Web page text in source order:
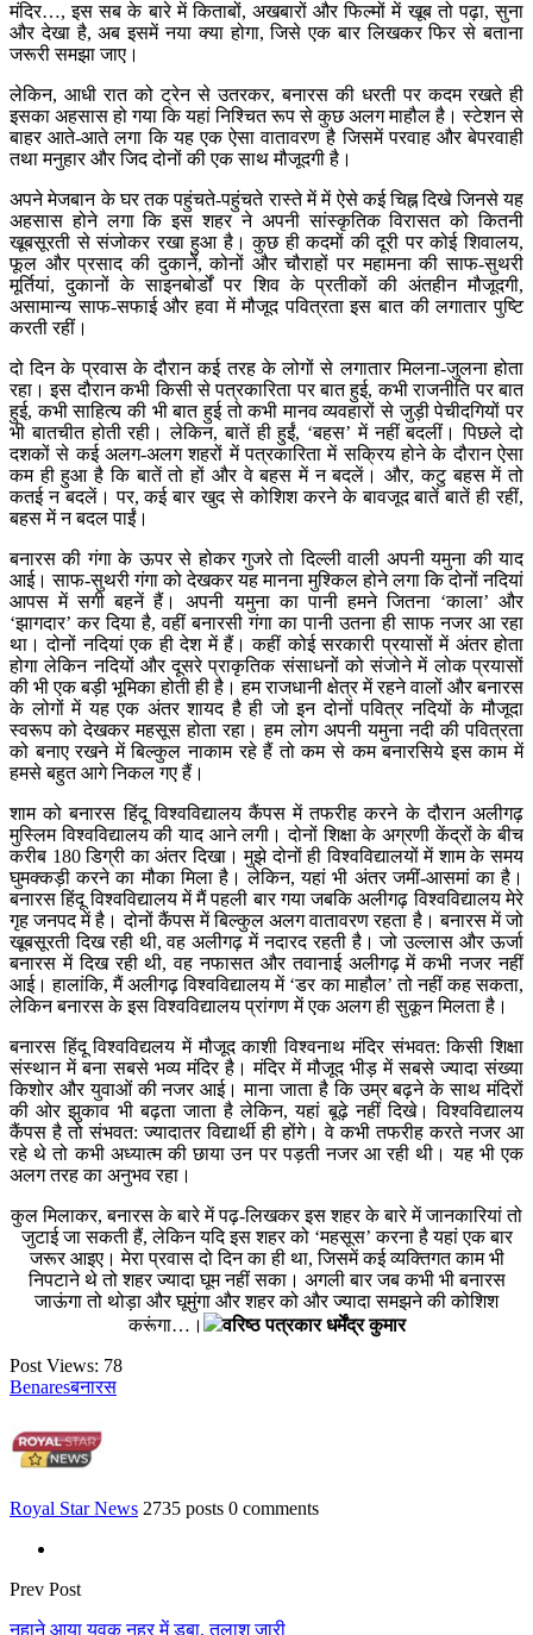
मंदिर…, इस सब के बारे में किताबों, अखबारों और फिल्मों में खूब तो पढ़ा, सुना
और देखा है, अब इसमें नया क्या होगा, जिसे एक बार लिखकर फिर से बताना
जरूरी समझा जाए।
लेकिन, आधी रात को ट्रेन से उतरकर, बनारस की धरती पर कदम रखते ही
इसका अहसास हो गया कि यहां निश्चित रूप से कुछ अलग माहौल है। स्टेशन से
बाहर आते-आते लगा कि यह एक ऐसा वातावरण है जिसमें परवाह और बेपरवाही
तथा मनुहार और जिद दोनों की एक साथ मौजूदगी है।
अपने मेजबान के घर तक पहुंचते-पहुंचते रास्ते में में ऐसे कई चिह्न दिखे जिनसे यह
अहसास होने लगा कि इस शहर ने अपनी सांस्कृतिक विरासत को कितनी
खूबसूरती से संजोकर रखा हुआ है। कुछ ही कदमों की दूरी पर कोई शिवालय,
फूल और प्रसाद की दुकानें, कोनों और चौराहों पर महामना की साफ-सुथरी
मूर्तियां, दुकानों के साइनबोर्डों पर शिव के प्रतीकों की अंतहीन मौजूदगी,
असामान्य साफ-सफाई और हवा में मौजूद पवित्रता इस बात की लगातार पुष्टि
करती रहीं।
दो दिन के प्रवास के दौरान कई तरह के लोगों से लगातार मिलना-जुलना होता
रहा। इस दौरान कभी किसी से पत्रकारिता पर बात हुई, कभी राजनीति पर बात
हुई, कभी साहित्य की भी बात हुई तो कभी मानव व्यवहारों से जुड़ी पेचीदगियों पर
भी बातचीत होती रही। लेकिन, बातें ही हुईं, ‘बहस’ में नहीं बदलीं। पिछले दो
दशकों से कई अलग-अलग शहरों में पत्रकारिता में सक्रिय होने के दौरान ऐसा
कम ही हुआ है कि बातें तो हों और वे बहस में न बदलें। और, कटु बहस में तो
कतई न बदलें। पर, कई बार खुद से कोशिश करने के बावजूद बातें बातें ही रहीं,
बहस में न बदल पाईं।
बनारस की गंगा के ऊपर से होकर गुजरे तो दिल्ली वाली अपनी यमुना की याद
आई। साफ-सुथरी गंगा को देखकर यह मानना मुश्किल होने लगा कि दोनों नदियां
आपस में सगी बहनें हैं। अपनी यमुना का पानी हमने जितना ‘काला’ और
‘झागदार’ कर दिया है, वहीं बनारसी गंगा का पानी उतना ही साफ नजर आ रहा
था। दोनों नदियां एक ही देश में हैं। कहीं कोई सरकारी प्रयासों में अंतर होता
होगा लेकिन नदियों और दूसरे प्राकृतिक संसाधनों को संजोने में लोक प्रयासों
की भी एक बड़ी भूमिका होती ही है। हम राजधानी क्षेत्र में रहने वालों और बनारस
के लोगों में यह एक अंतर शायद है ही जो इन दोनों पवित्र नदियों के मौजूदा
स्वरूप को देखकर महसूस होता रहा। हम लोग अपनी यमुना नदी की पवित्रता
को बनाए रखने में बिल्कुल नाकाम रहे हैं तो कम से कम बनारसिये इस काम में
हमसे बहुत आगे निकल गए हैं।
शाम को बनारस हिंदू विश्वविद्यालय कैंपस में तफरीह करने के दौरान अलीगढ़
मुस्लिम विश्वविद्यालय की याद आने लगी। दोनों शिक्षा के अग्रणी केंद्रों के बीच
करीब 180 डिग्री का अंतर दिखा। मुझे दोनों ही विश्वविद्यालयों में शाम के समय
घुमक्कड़ी करने का मौका मिला है। लेकिन, यहां भी अंतर जमीं-आसमां का है।
बनारस हिंदू विश्वविद्यालय में मैं पहली बार गया जबकि अलीगढ़ विश्वविद्यालय मेरे
गृह जनपद में है। दोनों कैंपस में बिल्कुल अलग वातावरण रहता है। बनारस में जो
खूबसूरती दिख रही थी, वह अलीगढ़ में नदारद रहती है। जो उल्लास और ऊर्जा
बनारस में दिख रही थी, वह नफासत और तवानाई अलीगढ़ में कभी नजर नहीं
आई। हालांकि, मैं अलीगढ़ विश्वविद्यालय में ‘डर का माहौल’ तो नहीं कह सकता,
लेकिन बनारस के इस विश्वविद्यालय प्रांगण में एक अलग ही सुकून मिलता है।
बनारस हिंदू विश्वविद्यलय में मौजूद काशी विश्वनाथ मंदिर संभवत: किसी शिक्षा
संस्थान में बना सबसे भव्य मंदिर है। मंदिर में मौजूद भीड़ में सबसे ज्यादा संख्या
किशोर और युवाओं की नजर आई। माना जाता है कि उम्र बढ़ने के साथ मंदिरों
की ओर झुकाव भी बढ़ता जाता है लेकिन, यहां बूढ़े नहीं दिखे। विश्वविद्यालय
कैंपस है तो संभवत: ज्यादातर विद्यार्थी ही होंगे। वे कभी तफरीह करते नजर आ
रहे थे तो कभी अध्यात्म की छाया उन पर पड़ती नजर आ रही थी। यह भी एक
अलग तरह का अनुभव रहा।
कुल मिलाकर, बनारस के बारे में पढ़-लिखकर इस शहर के बारे में जानकारियां तो
जुटाई जा सकती हैं, लेकिन यदि इस शहर को ‘महसूस’ करना है यहां एक बार
जरूर आइए। मेरा प्रवास दो दिन का ही था, जिसमें कई व्यक्तिगत काम भी
निपटाने थे तो शहर ज्यादा घूम नहीं सका। अगली बार जब कभी भी बनारस
जाऊंगा तो थोड़ा और घूमुंगा और शहर को और ज्यादा समझने की कोशिश
करूंगा…।
वरिष्ठ पत्रकार धर्मेंद्र कुमार
Post Views: 78
Benaresबनारस
Royal Star News 2735 posts 0 comments
Prev Post
नहाने आया युवक नहर में डूबा, तलाश जारी